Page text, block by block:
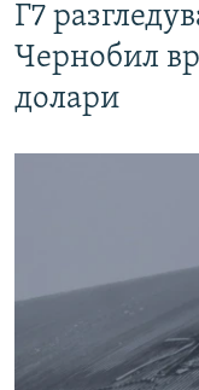
Г7
Чернобил
долари